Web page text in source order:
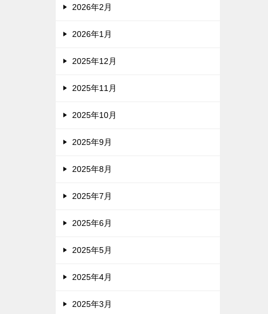
2026年2月
2026年1月
2025年12月
2025年11月
2025年10月
2025年9月
2025年8月
2025年7月
2025年6月
2025年5月
2025年4月
2025年3月